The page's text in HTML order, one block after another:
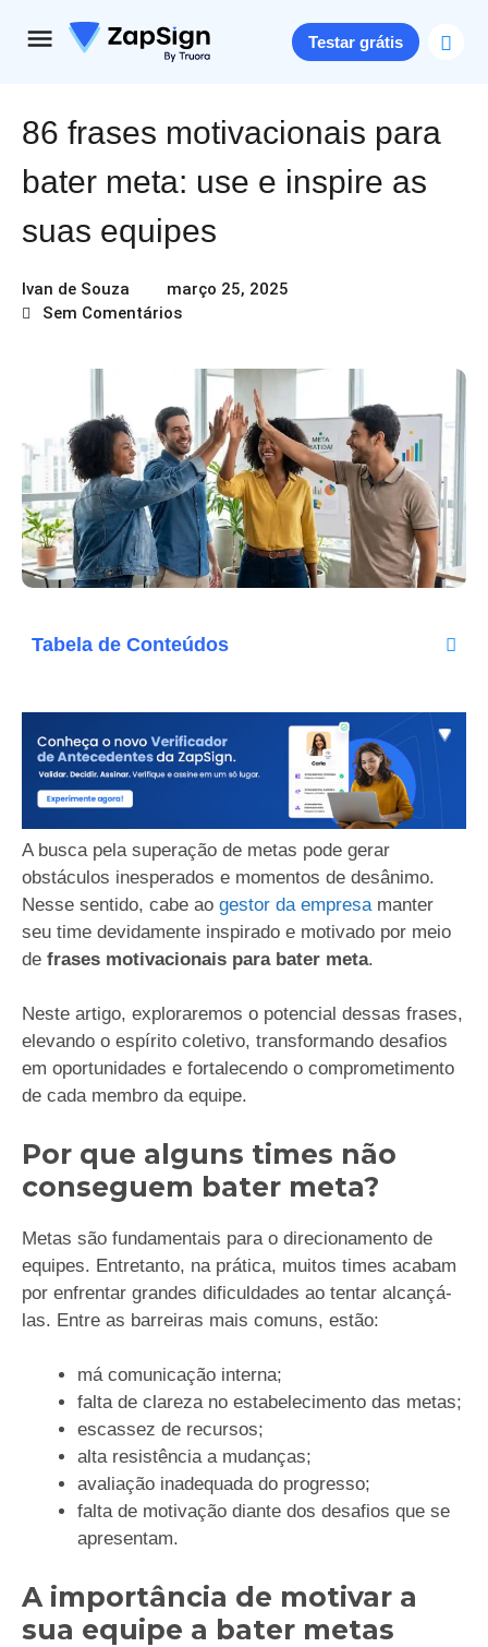
Testar grátis
86 frases motivacionais para
bater meta: use e inspire as
suas equipes
Ivan de Souza
março 25, 2025
Sem Comentários
Tabela de Conteúdos
A busca pela superação de metas pode gerar
obstáculos inesperados e momentos de desânimo.
Nesse sentido, cabe ao gestor da empresa manter
seu time devidamente inspirado e motivado por meio
de frases motivacionais para bater meta.
Neste artigo, exploraremos o potencial dessas frases,
elevando o espírito coletivo, transformando desafios
em oportunidades e fortalecendo o comprometimento
de cada membro da equipe.
Por que alguns times não
conseguem bater meta?
Metas são fundamentais para o direcionamento de
equipes. Entretanto, na prática, muitos times acabam
por enfrentar grandes dificuldades ao tentar alcançá-
las. Entre as barreiras mais comuns, estão:
má comunicação interna;
falta de clareza no estabelecimento das metas;
escassez de recursos;
alta resistência a mudanças;
avaliação inadequada do progresso;
falta de motivação diante dos desafios que se
apresentam.
A importância de motivar a
sua equipe a bater metas